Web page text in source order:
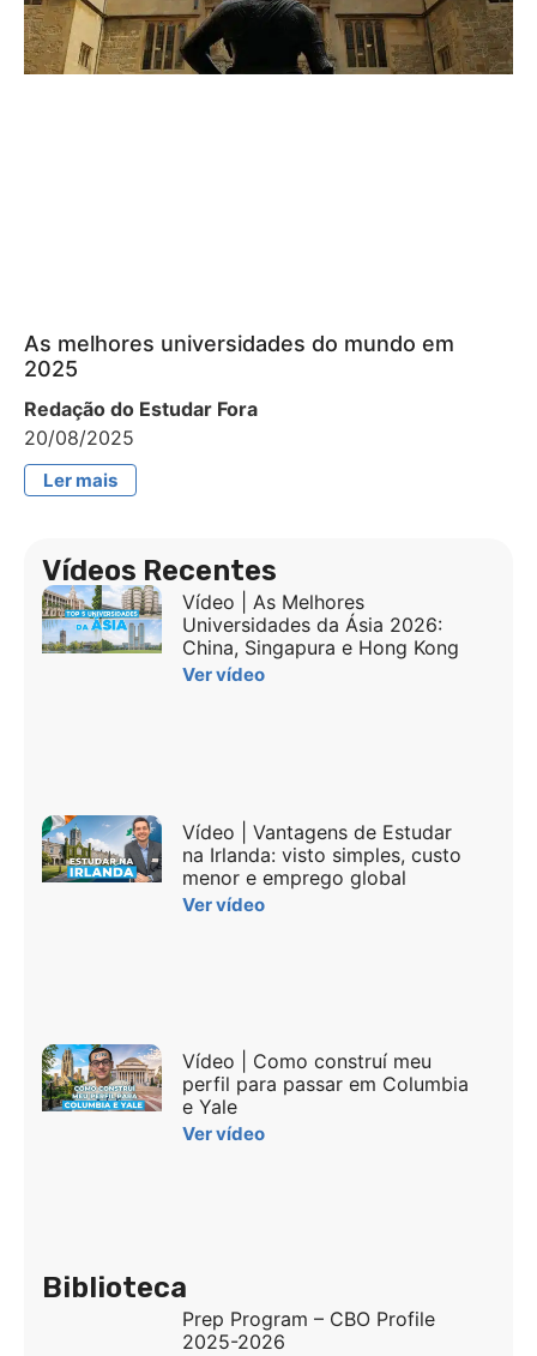
As melhores universidades do mundo em
2025
Redação do Estudar Fora
20/08/2025
Ler mais
Vídeos Recentes
Vídeo | As Melhores
Universidades da Ásia 2026:
China, Singapura e Hong Kong
Ver vídeo
Vídeo | Vantagens de Estudar
na Irlanda: visto simples, custo
menor e emprego global
Ver vídeo
Vídeo | Como construí meu
perfil para passar em Columbia
e Yale
Ver vídeo
Biblioteca
Prep Program – CBO Profile
2025-2026